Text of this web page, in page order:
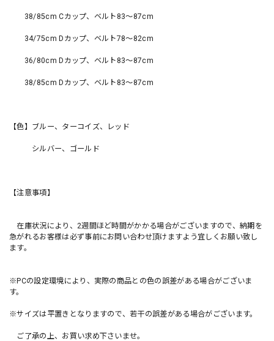
38/85cm Cカップ、ベルト83〜87cm
34/75cm Dカップ、ベルト78〜82cm
36/80cm Dカップ、ベルト83〜87cm
38/85cm Dカップ、ベルト83〜87cm
【色】ブルー、ターコイズ、レッド
シルバー、ゴールド
【注意事項】
在庫状況により、2週間ほど時間がかかる場合がございますので、納期を
急がれるお客様は必ず事前にお問い合わせ頂けますよう宜しくお願い致し
ます。
※PCの設定環境により、実際の商品との色の誤差がある場合がございま
す。
※サイズは平置きとなりますので、若干の誤差がある場合がございます。
ご了承の上、お買い求め下さいませ。